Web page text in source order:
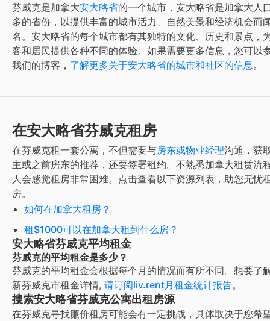
芬威克是加拿大安大略省的一个城市，安大略省是加拿大人
多的省份，以提供丰富的城市活力、自然美景和经济机会而
名。安大略省的每个城市都有其独特的文化、历史和景点，
客和居民提供各种不同的体验。如果需要更多信息，您可以
我们的博客， 了解更多关于安大略省的城市和社区的信息 。
在安大略省芬威克租房
在芬威克租一套公寓，不但需要与房东或物业经理沟通，获
主或之前房东的推荐，还要签署租约。不熟悉加拿大租赁流
人会感觉租房非常困难。点击查看以下资源列表，助您无忧
房。
如何在加拿大租房？
租$1000可以在加拿大租到什么房？
安大略省芬威克平均租金
芬威克的平均租金是多少？
芬威克的平均租金会根据每个月的情况而有所不同。想要了
新芬威克市租金详情, 请订阅liv.rent月租金统计报告。
搜索安大略省芬威克公寓出租房源
在芬威克寻找廉价租房可能会有一定挑战，具体取决于您希